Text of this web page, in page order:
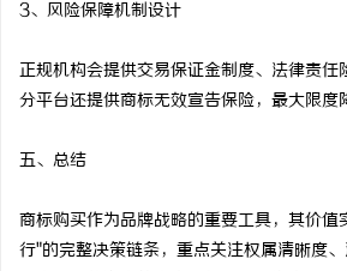
3、风险保障机制设计
正规机构会提供交易保证金制度、法律责
分平台还提供商标无效宣告保险，最大限度
五、总结
商标购买作为品牌战略的重要工具，其价
行"的完整决策链条，重点关注权属清晰度